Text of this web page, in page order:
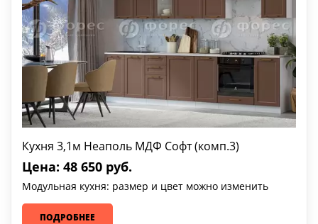
Кухня 3,1м Неаполь МДФ Софт (комп.3)
Цена: 48 650 руб.
Модульная кухня: размер и цвет можно изменить
ПОДРОБНЕЕ